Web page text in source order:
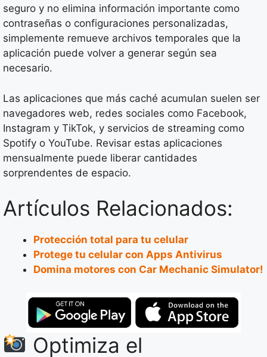
seguro y no elimina información importante como
contraseñas o configuraciones personalizadas,
simplemente remueve archivos temporales que la
aplicación puede volver a generar según sea
necesario.
Las aplicaciones que más caché acumulan suelen ser
navegadores web, redes sociales como Facebook,
Instagram y TikTok, y servicios de streaming como
Spotify o YouTube. Revisar estas aplicaciones
mensualmente puede liberar cantidades
sorprendentes de espacio.
Artículos Relacionados:
Protección total para tu celular
Protege tu celular con Apps Antivirus
Domina motores con Car Mechanic Simulator!
Optimiza el